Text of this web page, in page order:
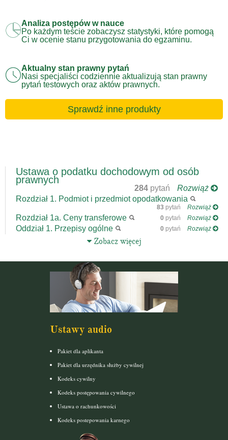
Analiza postępów w nauce
Po każdym teście zobaczysz statystyki, które pomogą
Ci w ocenie stanu przygotowania do egzaminu.
Aktualny stan prawny pytań
Nasi specjaliści codziennie aktualizują stan prawny
pytań testowych oraz aktów prawnych.
Sprawdź inne produkty
Ustawa o podatku dochodowym od osób
prawnych
284 pytań
Rozwiąż
Rozdział 1. Podmiot i przedmiot opodatkowania
83 pytań Rozwiąż
Rozdział 1a. Ceny transferowe 0 pytań Rozwiąż
Oddział 1. Przepisy ogólne 0 pytań Rozwiąż
Zobacz więcej
Ustawy audio
Pakiet dla aplikanta
Pakiet dla urzędnika służby cywilnej
Kodeks cywilny
Kodeks postępowania cywilnego
Ustawa o rachunkowości
Kodeks postepowania karnego